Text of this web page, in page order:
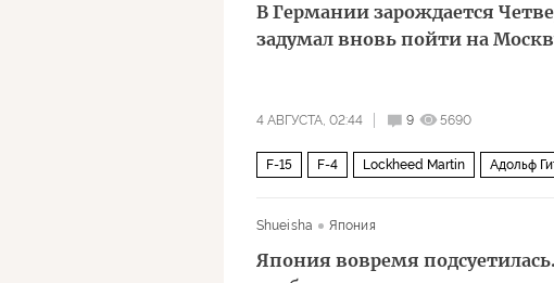
В Германии зарождается
задумал вновь пойти на
4 АВГУСТА, 02:44 9 5690
F-15 F-4 Lockheed Martin Адольф
Shueisha
Япония
Япония вовремя